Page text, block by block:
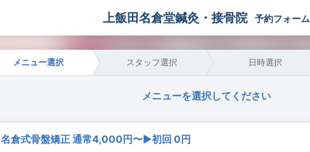
上飯田名倉堂鍼灸・接骨院 予約フォーム
メニュー選択 スタッフ選択 日時選択
メニューを選択してください
名倉式骨盤矯正 通常4,000円〜▶初回 0円